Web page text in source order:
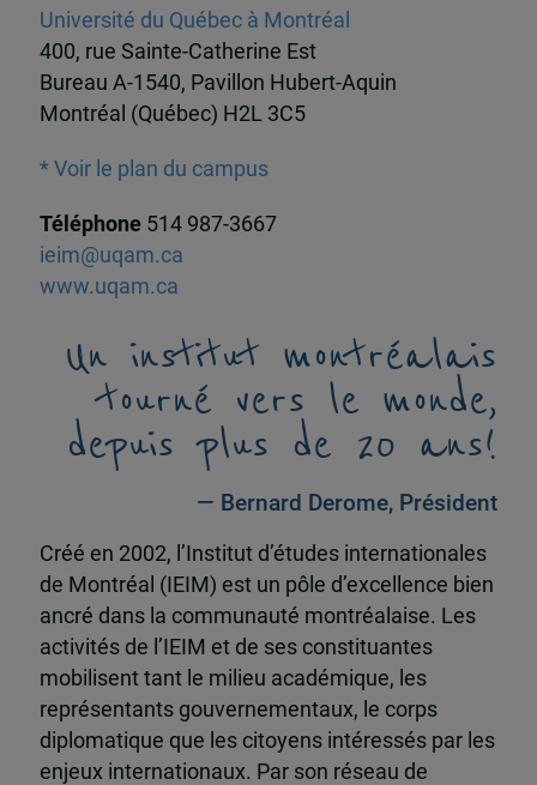
Université du Québec à Montréal
400, rue Sainte-Catherine Est
Bureau A-1540, Pavillon Hubert-Aquin
Montréal (Québec) H2L 3C5
* Voir le plan du campus
Téléphone 514 987-3667
ieim@uqam.ca
www.uqam.ca
Un institut montréalais
tourné vers le monde,
depuis plus de 20 ans!
— Bernard Derome, Président
Créé en 2002, l’Institut d’études internationales
de Montréal (IEIM) est un pôle d’excellence bien
ancré dans la communauté montréalaise. Les
activités de l’IEIM et de ses constituantes
mobilisent tant le milieu académique, les
représentants gouvernementaux, le corps
diplomatique que les citoyens intéressés par les
enjeux internationaux. Par son réseau de